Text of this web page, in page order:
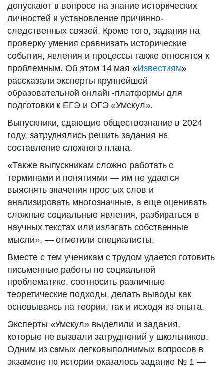
допускают в вопросе на знание исторических
личностей и установление причинно-
следственных связей. Кроме того, задания на
проверку умения сравнивать исторические
события, явления и процессы также относятся к
проблемным. Об этом 14 мая «Известиям»
рассказали эксперты крупнейшей
образовательной онлайн-платформы для
подготовки к ЕГЭ и ОГЭ «Умскул».
Выпускники, сдающие обществознание в 2024
году, затруднялись решить задания на
составление сложного плана.
«Также выпускникам сложно работать с
терминами и понятиями — им не удается
выяснять значения простых слов и
анализировать многозначные, а еще оценивать
сложные социальные явления, разбираться в
научных текстах или излагать собственные
мысли», — отметили специалисты.
Вместе с тем ученикам с трудом удается готовить
письменные работы по социальной
проблематике, соотносить различные
теоретические подходы, делать выводы как
основываясь на теории, так и исходя из опыта.
Эксперты «Умскул» выделили и задания,
которые не вызвали затруднений у школьников.
Одним из самых легковыполнимых вопросов в
экзамене по истории оказалось задание № 1 —